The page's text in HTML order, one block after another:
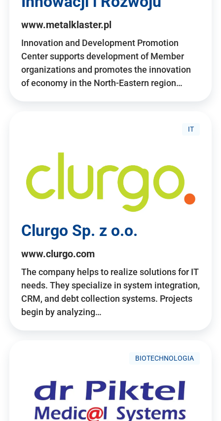
www.metalklaster.pl
Innovation and Development Promotion
Center supports development of Member
organizations and promotes the innovation
of economy in the North-Eastern region…
IT
Clurgo Sp. z o.o.
www.clurgo.com
The company helps to realize solutions for IT
needs. They specialize in system integration,
CRM, and debt collection systems. Projects
begin by analyzing…
BIOTECHNOLOGIA